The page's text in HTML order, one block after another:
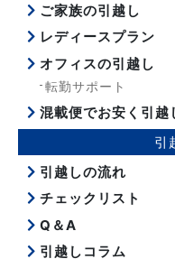
ご家族の引越し
レディースプラン
オフィスの引越し
転勤サポート
混載便でお安く引越
引
引越しの流れ
チェックリスト
Q＆A
引越しコラム